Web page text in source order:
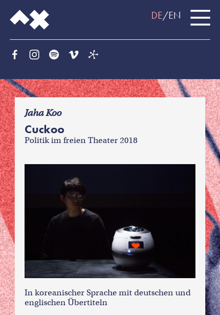
DE EN
f
Jaha Koo
Cuckoo
Politik im freien Theater 2018
In koreanischer Sprache mit deutschen und
englischen Übertiteln